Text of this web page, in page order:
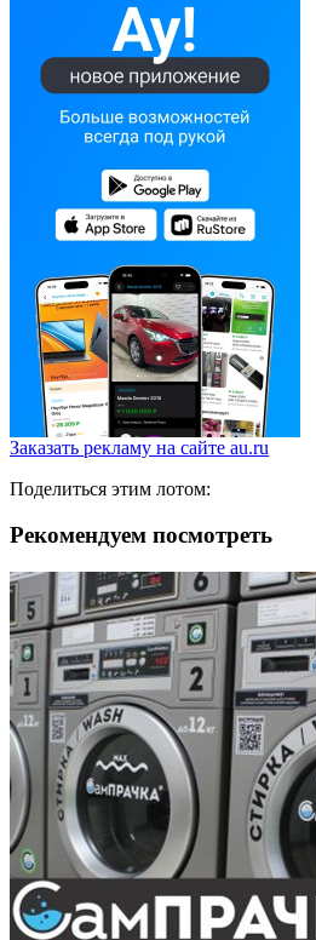
Заказать рекламу на сайте au.ru
Поделиться этим лотом:
Рекомендуем посмотреть